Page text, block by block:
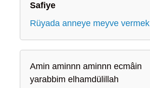
Safiye
Rüyada anneye meyve vermek
Amin aminnn aminnn ecmâin
yarabbim elhamdülillah